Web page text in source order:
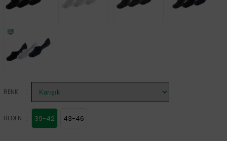
RENK :
BEDEN : 39-42 43-46